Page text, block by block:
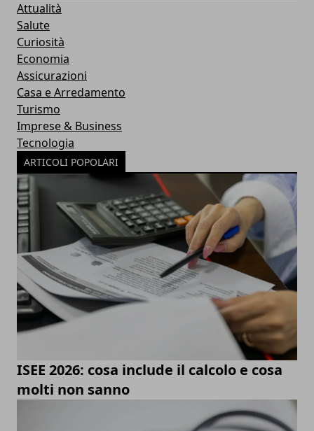
Attualità
Salute
Curiosità
Economia
Assicurazioni
Casa e Arredamento
Turismo
Imprese & Business
Tecnologia
ARTICOLI POPOLARI
ISEE 2026: cosa include il calcolo e cosa
molti non sanno